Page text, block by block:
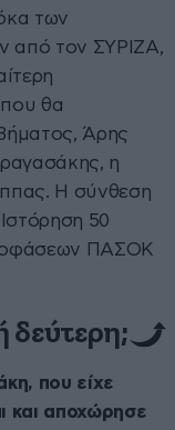
των
από τον ΣΥΡΙΖΑ,
που θα
Άρης
η
Η σύνθεση
50
ΠΑΣΟΚ
που είχε
και αποχώρησε